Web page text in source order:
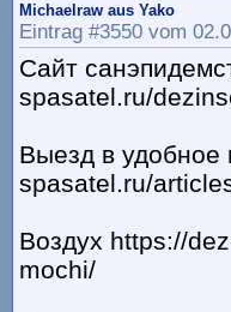
Michaelraw aus Yako
Eintrag #3550 vom
Сайт
spasatel.ru/
Выезд в удобное
spasatel.ru/
Воздух https://
mochi/